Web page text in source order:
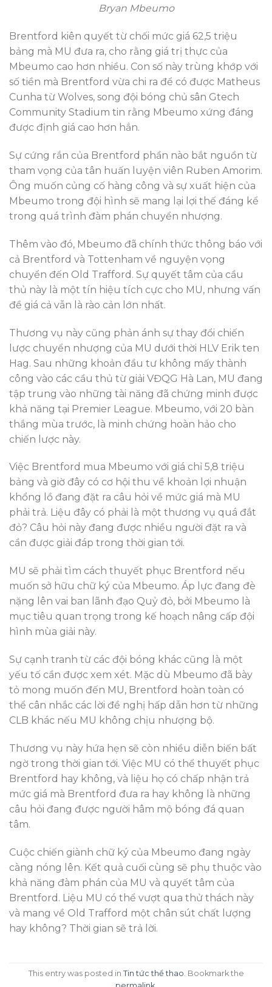
Bryan Mbeumo
Brentford kiên quyết từ chối mức giá 62,5 triệu
bảng mà MU đưa ra, cho rằng giá trị thực của
Mbeumo cao hơn nhiều. Con số này trùng khớp với
số tiền mà Brentford vừa chi ra để có được Matheus
Cunha từ Wolves, song đội bóng chủ sân Gtech
Community Stadium tin rằng Mbeumo xứng đáng
được định giá cao hơn hẳn.
Sự cứng rắn của Brentford phần nào bắt nguồn từ
tham vọng của tân huấn luyện viên Ruben Amorim.
Ông muốn củng cố hàng công và sự xuất hiện của
Mbeumo trong đội hình sẽ mang lại lợi thế đáng kể
trong quá trình đàm phán chuyển nhượng.
Thêm vào đó, Mbeumo đã chính thức thông báo với
cả Brentford và Tottenham về nguyện vọng
chuyển đến Old Trafford. Sự quyết tâm của cầu
thủ này là một tín hiệu tích cực cho MU, nhưng vấn
đề giá cả vẫn là rào cản lớn nhất.
Thương vụ này cũng phản ánh sự thay đổi chiến
lược chuyển nhượng của MU dưới thời HLV Erik ten
Hag. Sau những khoản đầu tư không mấy thành
công vào các cầu thủ từ giải VĐQG Hà Lan, MU đang
tập trung vào những tài năng đã chứng minh được
khả năng tại Premier League. Mbeumo, với 20 bàn
thắng mùa trước, là minh chứng hoàn hảo cho
chiến lược này.
Việc Brentford mua Mbeumo với giá chỉ 5,8 triệu
bảng và giờ đây có cơ hội thu về khoản lợi nhuận
khổng lồ đang đặt ra câu hỏi về mức giá mà MU
phải trả. Liệu đây có phải là một thương vụ quá đắt
đỏ? Câu hỏi này đang được nhiều người đặt ra và
cần được giải đáp trong thời gian tới.
MU sẽ phải tìm cách thuyết phục Brentford nếu
muốn sở hữu chữ ký của Mbeumo. Áp lực đang đè
nặng lên vai ban lãnh đạo Quỷ đỏ, bởi Mbeumo là
mục tiêu quan trọng trong kế hoạch nâng cấp đội
hình mùa giải này.
Sự cạnh tranh từ các đội bóng khác cũng là một
yếu tố cần được xem xét. Mặc dù Mbeumo đã bày
tỏ mong muốn đến MU, Brentford hoàn toàn có
thể cân nhắc các lời đề nghị hấp dẫn hơn từ những
CLB khác nếu MU không chịu nhượng bộ.
Thương vụ này hứa hẹn sẽ còn nhiều diễn biến bất
ngờ trong thời gian tới. Việc MU có thể thuyết phục
Brentford hay không, và liệu họ có chấp nhận trả
mức giá mà Brentford đưa ra hay không là những
câu hỏi đang được người hâm mộ bóng đá quan
tâm.
Cuộc chiến giành chữ ký của Mbeumo đang ngày
càng nóng lên. Kết quả cuối cùng sẽ phụ thuộc vào
khả năng đàm phán của MU và quyết tâm của
Brentford. Liệu MU có thể vượt qua thử thách này
và mang về Old Trafford một chân sút chất lượng
hay không? Thời gian sẽ trả lời.
This entry was posted in Tin tức thể thao . Bookmark the